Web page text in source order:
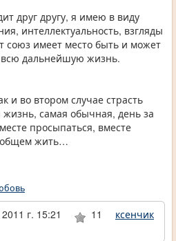
друг другу, я имею в виду
интеллектуальность, взгляды
союз имеет место быть и может
всю дальнейшую жизнь.
и во втором случае страсть
жизнь, самая обычная, день за
просыпаться, вместе
общем жить…
г. 15:21 11
ксенчик